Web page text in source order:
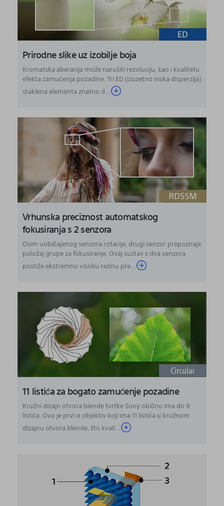
Prirodne slike uz izobilje boja
Kromatska aberacija može narušiti rezoluciju, kao i kvalitetu
efekta zamućenja pozadine. Tri ED (izuzetno niska disperzija)
staklena elementa znatno d...
Vrhunska preciznost automatskog
fokusiranja s 2 senzora
Osim uobičajenog senzora rotacije, drugi senzor prepoznaje
položaj grupe za fokusiranje. Ovaj sustav s dva senzora
postiže ekstremno visoku razinu pre...
11 listića za bogato zamućenje pozadine
Kružni dizajn otvora blende tvrtke Sony obično ima do 9
listića. Ovo je prvi α objektiv koji ima 11 listića u kružnom
dizajnu otvora blende, što kvali...